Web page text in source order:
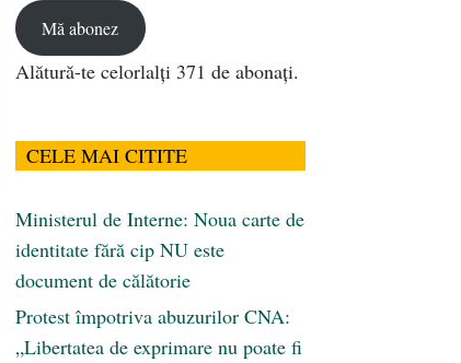
Mă abonez
Alătură-te celorlalți 371 de abonați.
CELE MAI CITITE
Ministerul de Interne: Noua carte de
identitate fără cip NU este
document de călătorie
Protest împotriva abuzurilor CNA:
„Libertatea de exprimare nu poate fi